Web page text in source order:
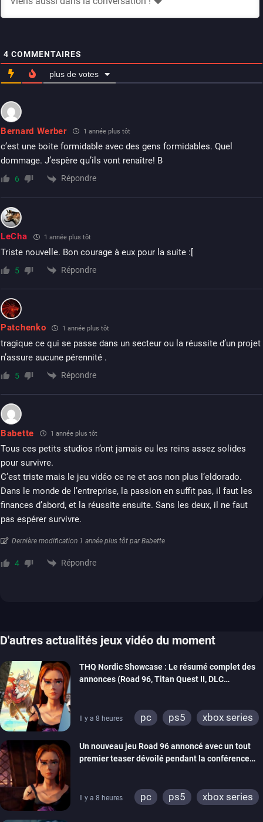
4 COMMENTAIRES
plus de votes
Bernard Werber 1 année plus tôt
c’est une boite formidable avec des gens formidables. Quel
dommage. J’espère qu’ils vont renaître! B
6 Répondre
LeCha 1 année plus tôt
Triste nouvelle. Bon courage à eux pour la suite :[
5 Répondre
Patchenko 1 année plus tôt
tragique ce qui se passe dans un secteur ou la réussite d’un projet
n’assure aucune pérennité .
5 Répondre
Babette 1 année plus tôt
Tous ces petits studios n’ont jamais eu les reins assez solides
pour survivre.
C’est triste mais le jeu vidéo ce ne et aos non plus l’eldorado.
Dans le monde de l’entreprise, la passion en suffit pas, il faut les
finances d’abord, et la réussite ensuite. Sans les deux, il ne faut
pas espérer survivre.
Dernière modification 1 année plus tôt par Babette
4 Répondre
D'autres actualités jeux vidéo du moment
THQ Nordic Showcase : Le résumé complet des
annonces (Road 96, Titan Quest II, DLC
Il y a 8 heures pc ps5
xbox series
xbox one
switch 2
Un nouveau jeu Road 96 annoncé avec un tout
premier teaser dévoilé pendant la conférence
Il y a 8 heures pc ps5
xbox series